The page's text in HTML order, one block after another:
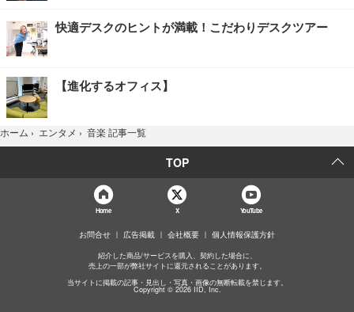
快適デスクのヒントが満載！こだわりデスクツアー
【進化するオフィス】
ホーム › エンタメ › 音楽 記事一覧
TOP
Home X YouTube
お問合せ 広告掲載 会社概要 個人情報保護方針
紹介した商品/サービスを購入、契約した場合に、
売上の一部が弊社サイトに還元されることがあります。
当サイトに掲載の記事・見出し・写真・画像の無断転載を禁じます。
Copyright © 2026 IID, Inc.